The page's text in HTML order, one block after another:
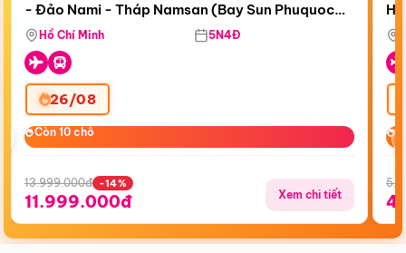
Bay Sun Phuquoc Airways
- Đảo Nami - Tháp Namsan (Bay Sun Phuquoc
Airways)
Hồ Chí Minh 5N4Đ
26/08
Còn 10 chỗ
Còn 10 chỗ
13.999.000đ -14%
11.999.000đ Xem chi tiết